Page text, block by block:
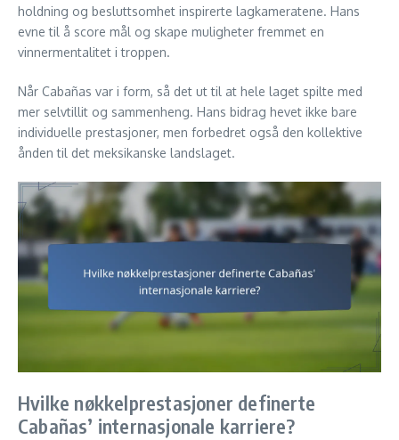
holdning og besluttsomhet inspirerte lagkameratene. Hans
evne til å score mål og skape muligheter fremmet en
vinnermentalitet i troppen.
Når Cabañas var i form, så det ut til at hele laget spilte med
mer selvtillit og sammenheng. Hans bidrag hevet ikke bare
individuelle prestasjoner, men forbedret også den kollektive
ånden til det meksikanske landslaget.
Hvilke nøkkelprestasjoner definerte
Cabañas’ internasjonale karriere?